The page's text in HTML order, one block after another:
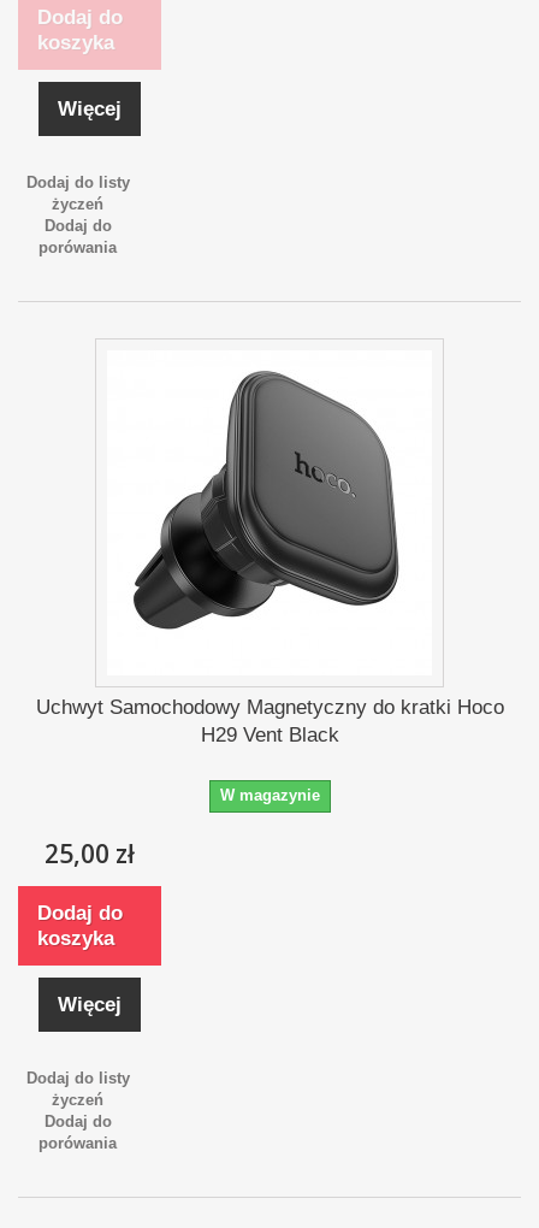
Dodaj do
koszyka
Więcej
Dodaj do listy
życzeń
Dodaj do
porówania
Uchwyt Samochodowy Magnetyczny do kratki Hoco
H29 Vent Black
W magazynie
25,00 zł
Dodaj do
koszyka
Więcej
Dodaj do listy
życzeń
Dodaj do
porówania